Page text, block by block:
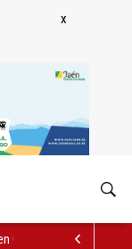
Jaén y Sevilla